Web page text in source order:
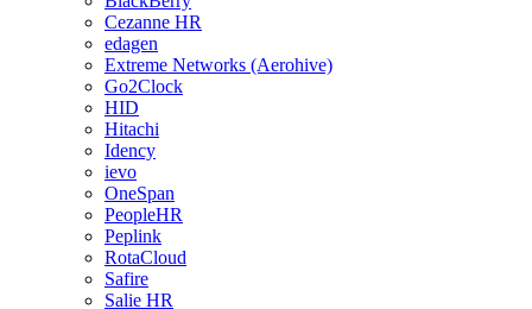
Cezanne HR
edagen
Extreme Networks (Aerohive)
Go2Clock
HID
Hitachi
Idency
ievo
OneSpan
PeopleHR
Peplink
RotaCloud
Safire
Salie HR